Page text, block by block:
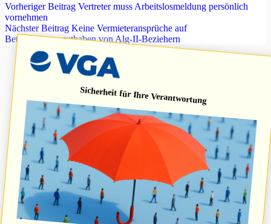
VorherigerBeitrag Vertreter muss Arbeitslosmeldung persönlich
vornehmen
NächsterBeitrag Keine Vermieteransprüche auf
Betriebskostenguthaben von Alg-II-Beziehern
Sicherheit für Ihre Verantwortung